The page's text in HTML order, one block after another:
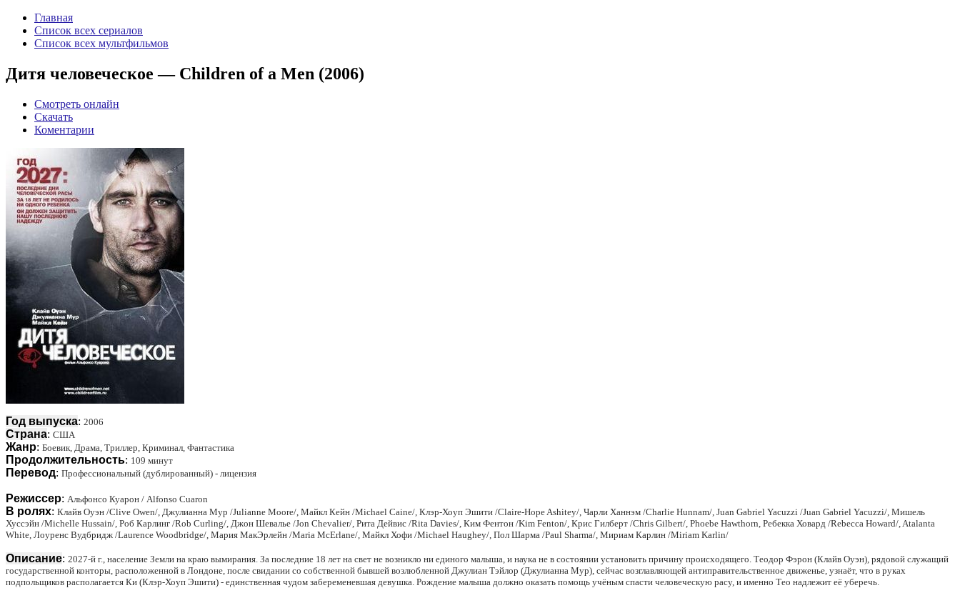
Главная
Список всех сериалов
Список всех мультфильмов
Дитя человеческое — Children of a Men (2006)
Смотреть онлайн
Скачать
Коментарии
Год выпуска: 2006
Страна: США
Жанр: Боевик, Драма, Триллер, Криминал, Фантастика
Продолжительность: 109 минут
Перевод: Профессиональный (дублированный) - лицензия
Режиссер: Альфонсо Куарон / Alfonso Cuaron
В ролях: Клайв Оуэн /Clive Owen/, Джулианна Мур /Julianne Moore/, Майкл Кейн /Michael Caine/, Клэр-Хоуп Эшити /Claire-Hope Ashitey/, Чарли Ханнэм /Charlie Hunnam/, Juan Gabriel Yacuzzi /Juan Gabriel Yacuzzi/, Мишель
Хуссэйн /Michelle Hussain/, Роб Карлинг /Rob Curling/, Джон Шевалье /Jon Chevalier/, Рита Дейвис /Rita Davies/, Ким Фентон /Kim Fenton/, Крис Гилберт /Chris Gilbert/, Phoebe Hawthorn, Ребекка Ховард /Rebecca Howard/, Atalanta
White, Лоуренс Вудбридж /Laurence Woodbridge/, Мария МакЭрлейн /Maria McErlane/, Майкл Хофи /Michael Haughey/, Пол Шарма /Paul Sharma/, Мириам Карлин /Miriam Karlin/
Описание: 2027-й г., население Земли на краю вымирания. За последние 18 лет на свет не возникло ни единого малыша, и наука не в состоянии установить причину происходящего. Теодор Фэрон (Клайв Оуэн), рядовой служащий
государственной конторы, расположенной в Лондоне, после свидании со собственной бывшей возлюбленной Джулиан Тэйлор (Джулианна Мур), сейчас возглавляющей антиправительственное движенье, узнаёт, что в руках
подпольщиков располагается Ки (Клэр-Хоуп Эшити) - единственная чудом забеременевшая девушка. Рождение малыша должно оказать помощь учёным спасти человеческую расу, и именно Тео надлежит её уберечь.